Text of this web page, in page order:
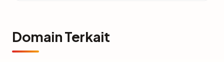
Domain Terkait